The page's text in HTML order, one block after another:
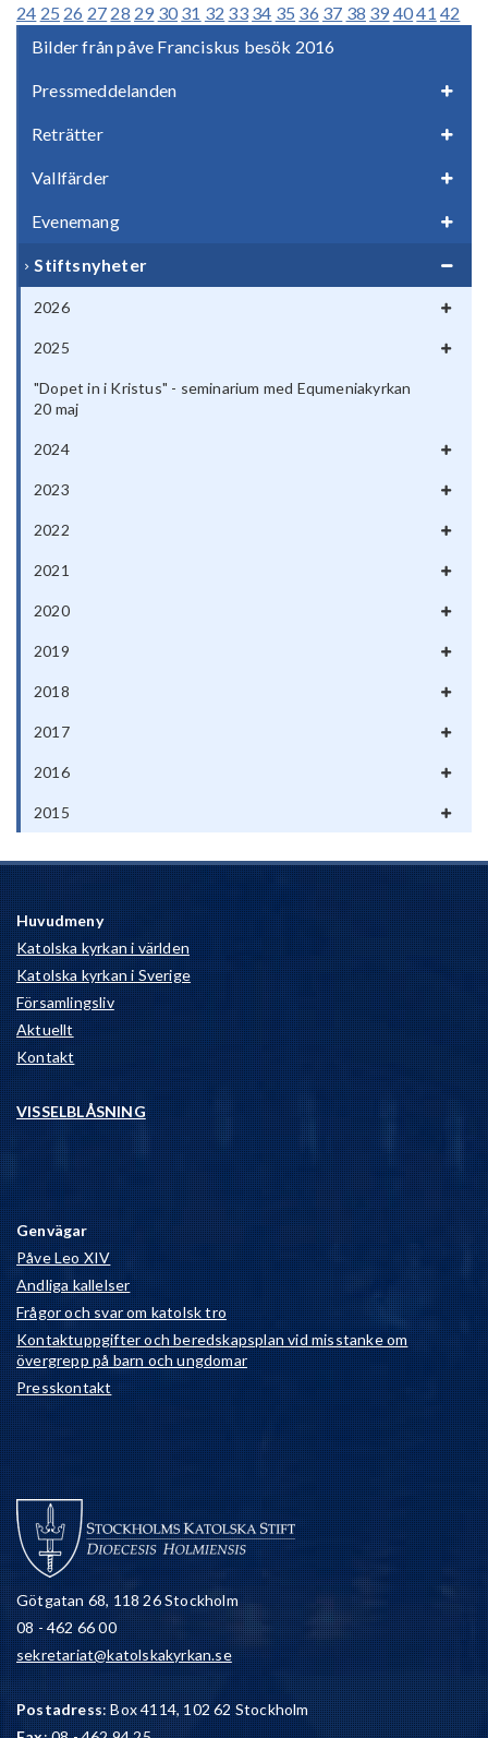
Bilder från påve Franciskus besök 2016
Pressmeddelanden
Reträtter
Vallfärder
Evenemang
Stiftsnyheter
2026
2025
"Dopet in i Kristus" - seminarium med Equmeniakyrkan
20 maj
2024
2023
2022
2021
2020
2019
2018
2017
2016
2015
24 25 26 27 28 29 30 31 32 33 34 35 36 37 38 39 4041 42
Huvudmeny
Katolska kyrkan i världen
Katolska kyrkan i Sverige
Församlingsliv
Aktuellt
Kontakt
VISSELBLÅSNING
Genvägar
Påve Leo XIV
Andliga kallelser
Frågor och svar om katolsk tro
Kontaktuppgifter och beredskapsplan vid misstanke om
övergrepp på barn och ungdomar
Presskontakt
Götgatan 68, 118 26 Stockholm
08 - 462 66 00
sekretariat@katolskakyrkan.se
Postadress: Box 4114, 102 62 Stockholm